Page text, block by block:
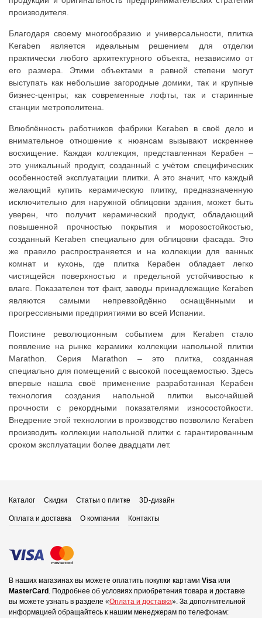
производителя.
Благодаря своему многообразию и универсальности, плитка
Keraben является идеальным решением для отделки
практически любого архитектурного объекта, независимо от
его размера. Этими объектами в равной степени могут
выступать как небольшие загородные домики, так и крупные
бизнес-центры; как современные лофты, так и старинные
станции метрополитена.
Влюблённость работников фабрики Keraben в своё дело и
внимательное отношение к нюансам вызывают искреннее
восхищение. Каждая коллекция, представленная Керабен –
это уникальный продукт, созданный с учётом специфических
особенностей эксплуатации плитки. А это значит, что каждый
желающий купить керамическую плитку, предназначенную
исключительно для наружной облицовки здания, может быть
уверен, что получит керамический продукт, обладающий
повышенной прочностью покрытия и морозостойкостью,
созданный Keraben специально для облицовки фасада. Это
же правило распространяется и на коллекции для ванных
комнат и кухонь, где плитка Керабен обладает легко
чистящейся поверхностью и предельной устойчивостью к
влаге. Показателен тот факт, заводы принадлежащие Кeraben
являются самыми непревзойдённо оснащёнными и
прогрессивными предприятиями во всей Испании.
Поистине революционным событием для Кeraben стало
появление на рынке керамики коллекции напольной плитки
Marathon. Серия Marathon – это плитка, созданная
специально для помещений с высокой посещаемостью. Здесь
впервые нашла своё применение разработанная Керабен
технология создания напольной плитки высочайшей
прочности с рекордными показателями износостойкости.
Внедрение этой технологии в производство позволило Кeraben
производить коллекции напольной плитки с гарантированным
сроком эксплуатации более двадцати лет.
Каталог Скидки Статьи о плитке 3D-дизайн
Оплата и доставка О компании Контакты
В наших магазинах вы можете оплатить покупки картами Visa или
MasterCard . Подробнее об условиях приобретения товара и доставке
вы можете узнать в разделе «Оплата и доставка». За дополнительной
информацией обращайтесь к нашим менеджерам по телефонам: